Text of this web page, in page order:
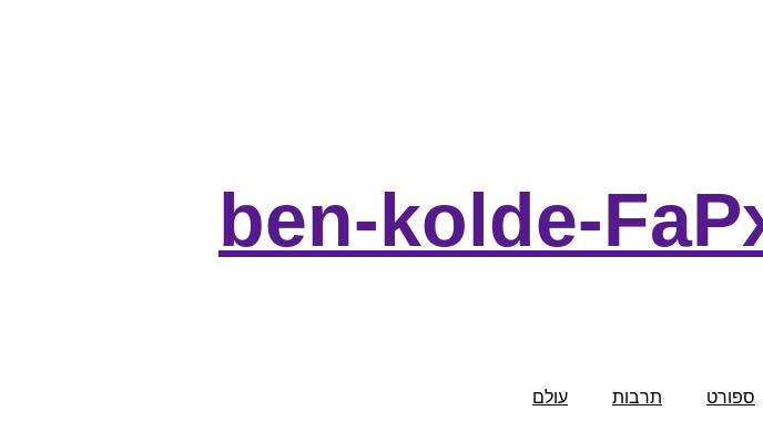
ben-kolde-
ספורט תרבות עולם